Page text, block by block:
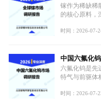
创设计能力提
统服饰品牌、
镓作为稀缺稀
的核心原料，
与大国科技博
领域渗透”的
需资源。
时间：2026-07-
中国六氟化
六氟化钨是先
特气与前驱体
沉积（CVD）
时间：2026-07-